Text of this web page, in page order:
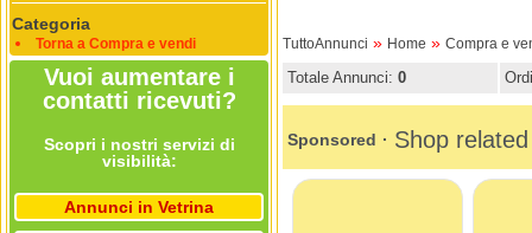
Categoria
Torna a Compra e vendi
Vuoi aumentare i
contatti ricevuti?
Scopri i nostri servizi di
visibilità:
Annunci in Vetrina
TuttoAnnunci » Home » Compra e
Totale Annunci: 0